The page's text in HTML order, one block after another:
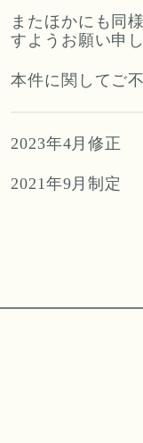
またほかにも同
すようお願い申
本件に関してご
2023年4月修正
2021年9月制定